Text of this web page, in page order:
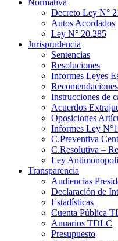
Normativa
Decreto Ley N°
Autos Acordados
Ley N° 20.285
Jurisprudencia
Sentencias
Resoluciones
Informes Leyes
Instrucciones de
Acuerdos
Oposiciones
Informes Ley
C.Preventiva
C.Resolutiva –
Ley
Transparencia
Audiencias
Declaración de
Estadísticas
Cuenta Pública
Anuarios TDLC
Presupuesto